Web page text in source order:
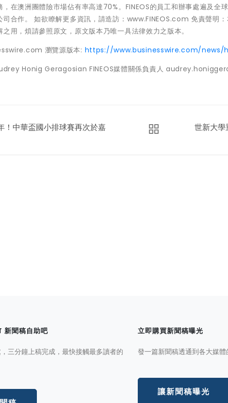
，在澳洲團體險市場佔有率高達70%。FINEOS的員工和辦事處遍及全
司合作。 如欲瞭解更多資訊，請造訪：www.FINEOS.com 免責聲明
用，煩請參照原文，原文版本乃唯一具法律效力之版本。
瀏覽源版本: https://www.businesswire.com/news/
Honig Geragosian FINEOS媒體關係負責人
！中華盃國小排球賽再次於嘉
世新大
新聞稿自助吧
三分鐘上稿完成，最快接觸最多讀者的
立即購買新聞稿曝光
發一篇新聞稿透通到各大媒
讓新聞稿曝光